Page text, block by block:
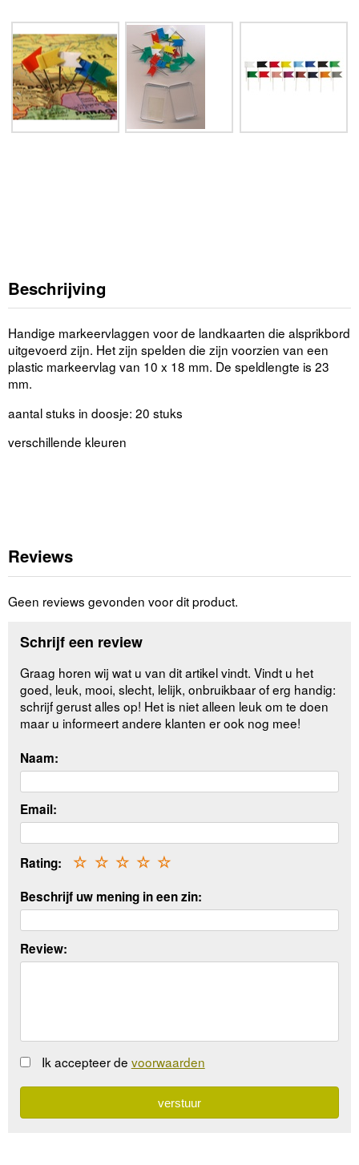
Beschrijving
Handige markeervlaggen voor de landkaarten die alsprikbord
uitgevoerd zijn. Het zijn spelden die zijn voorzien van een
plastic markeervlag van 10 x 18 mm. De speldlengte is 23
mm.
aantal stuks in doosje: 20 stuks
verschillende kleuren
Reviews
Geen reviews gevonden voor dit product.
Schrijf een review
Graag horen wij wat u van dit artikel vindt. Vindt u het
goed, leuk, mooi, slecht, lelijk, onbruikbaar of erg handig:
schrijf gerust alles op! Het is niet alleen leuk om te doen
maar u informeert andere klanten er ook nog mee!
Naam:
Email:
Rating: ☆
☆
☆
☆
☆
Beschrijf uw mening in een zin:
Review:
Ik accepteer de voorwaarden